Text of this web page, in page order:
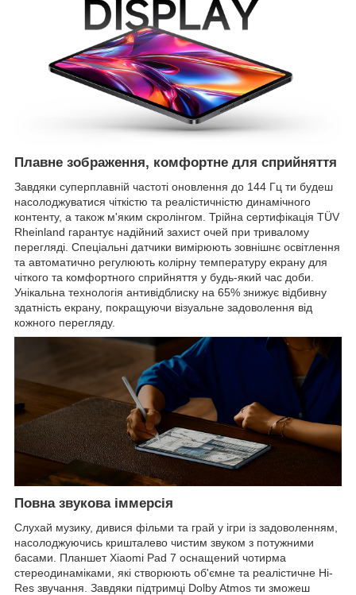
Плавне зображення, комфортне для сприйняття
Завдяки суперплавній частоті оновлення до 144 Гц ти будеш
насолоджуватися чіткістю та реалістичністю динамічного
контенту, а також м'яким скролінгом. Трійна сертифікація TÜV
Rheinland гарантує надійний захист очей при тривалому
перегляді. Спеціальні датчики вимірюють зовнішнє освітлення
та автоматично регулюють колірну температуру екрану для
чіткого та комфортного сприйняття у будь-який час доби.
Унікальна технологія антивідблиску на 65% знижує відбивну
здатність екрану, покращуючи візуальне задоволення від
кожного перегляду.
Повна звукова іммерсія
Слухай музику, дивися фільми та грай у ігри із задоволенням,
насолоджуючись кришталево чистим звуком з потужними
басами. Планшет Xiaomi Pad 7 оснащений чотирма
стереодинаміками, які створюють об'ємне та реалістичне Hi-
Res звучання. Завдяки підтримці Dolby Atmos ти зможеш